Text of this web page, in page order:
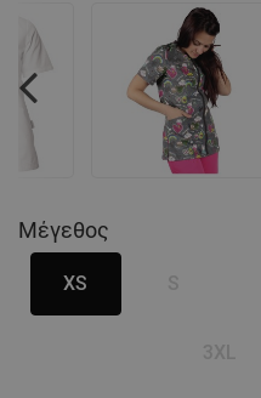
Previous
Μέγεθος
XS